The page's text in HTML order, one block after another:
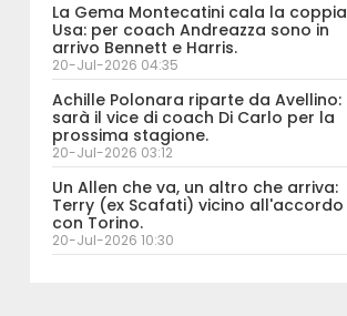
La Gema Montecatini cala la coppia
Usa: per coach Andreazza sono in
arrivo Bennett e Harris.
20-Jul-2026 04:35
Achille Polonara riparte da Avellino:
sarà il vice di coach Di Carlo per la
prossima stagione.
20-Jul-2026 03:12
Un Allen che va, un altro che arriva:
Terry (ex Scafati) vicino all'accordo
con Torino.
20-Jul-2026 10:30